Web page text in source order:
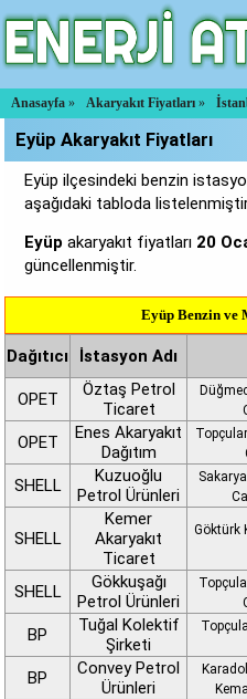
Anasayfa » Akaryakıt Fiyatları »
Eyüp Akaryakıt Fiyatları
Eyüp ilçesindeki benzin
aşağıdaki tabloda
Eyüp akaryakıt fiyatları 20
güncellenmiştir.
Eyüp Benzin ve
Dağıtıcı İstasyon Adı
OPET
Öztaş Petrol
Ticaret
OPET
Enes Akaryakıt
Dağıtım
SHELL
Kuzuoğlu
Petrol Ürünleri
SHELL
Kemer
Akaryakıt
Ticaret
Göktürk
SHELL
Gökkuşağı
Petrol Ürünleri
BP
Tuğal Kolektif
Şirketi
BP
Convey Petrol
Ürünleri